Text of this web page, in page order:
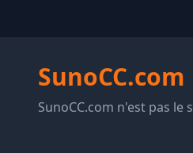
SunoCC.com
SunoCC.com n'est pas le